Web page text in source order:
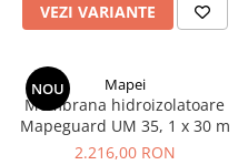
Termoizolatii
Polistiren expandat
Vata de sticla
Vata bazaltica
VEZI VARIANTE
NOU Mapei
Membrana hidroizolatoare
Mapeguard UM 35, 1 x 30 m
2.216,00 RON